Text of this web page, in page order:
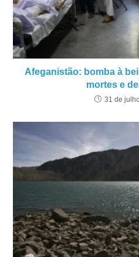
Afeganistão: bomba à
mortes e
31 de